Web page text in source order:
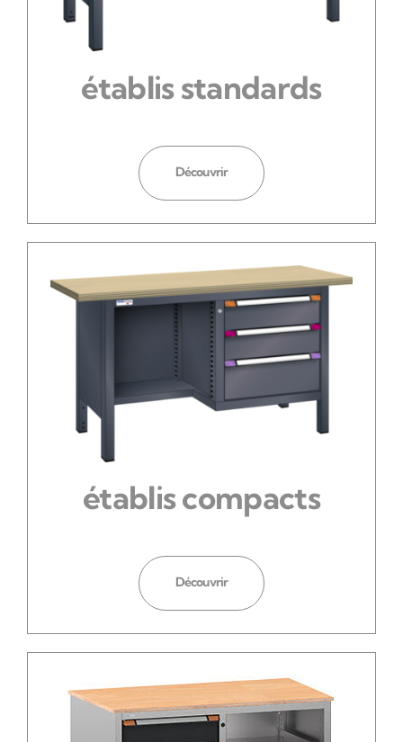
établis standards
Découvrir
établis compacts
Découvrir